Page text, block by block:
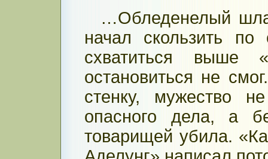
…Обледенелый
начал скользить по
схватиться выше
остановиться не
стенку, мужество
опасного дела, а
товарищей убила.